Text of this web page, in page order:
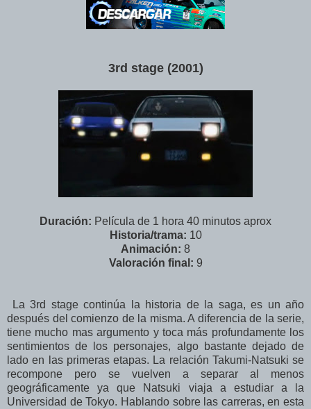
3rd stage (2001)
Duración: Película de 1 hora 40 minutos aprox
Historia/trama: 10
Animación: 8
Valoración final: 9
La 3rd stage continúa la historia de la saga, es un año
después del comienzo de la misma. A diferencia de la serie,
tiene mucho mas argumento y toca más profundamente los
sentimientos de los personajes, algo bastante dejado de
lado en las primeras etapas. La relación Takumi-Natsuki se
recompone pero se vuelven a separar al menos
geográficamente ya que Natsuki viaja a estudiar a la
Universidad de Tokyo. Hablando sobre las carreras, en esta